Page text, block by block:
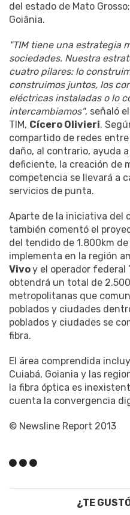
del estado de Mato
Goiânia.
"TIM tiene una estrategia
sociedades. Nuestra
cuatro pilares: lo
construimos juntos, los
eléctricas instaladas o lo
intercambiamos", señaló
TIM, Cícero Olivieri.
compartido de redes
daño, al contrario, ayuda
deficiente, la creación de
competencia se llevará a
servicios de punta.
Aparte de la iniciativa del
también comentó el
del tendido de 1.800km
implementa en la región
Vivoy el operador federal
obtendrá un total de
metropolitanas que
poblados y ciudades
poblados y ciudades se
fibra.
El área comprendida
Cuiabá, Goiania y las
la fibra óptica es
cuenta la convergencia
© Newsline Report 2013
¿TE